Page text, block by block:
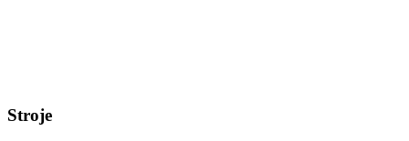
Stroje